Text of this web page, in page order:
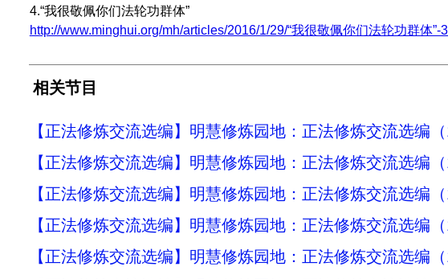
4.“我很敬佩你们法轮功群体”
http://www.minghui.org/mh/articles/2016/1/29/“我很敬佩你们法轮功群体”-
相关节目
【正法修炼交流选编】明慧修炼园地：正法修炼交流选编（
【正法修炼交流选编】明慧修炼园地：正法修炼交流选编（
【正法修炼交流选编】明慧修炼园地：正法修炼交流选编（
【正法修炼交流选编】明慧修炼园地：正法修炼交流选编（
【正法修炼交流选编】明慧修炼园地：正法修炼交流选编（